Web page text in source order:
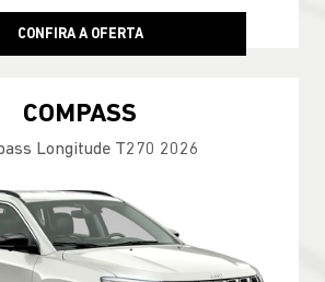
CONFIRA A OFERTA
COMPASS
Longitude T270 2026